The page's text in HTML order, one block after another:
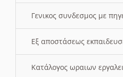
Γενικος συνδεσμος με
Εξ αποστάσεως
Κατάλογος ωραιων